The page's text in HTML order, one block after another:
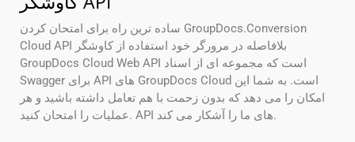
ساده ترین راه برای امتحان کردن GroupDocs.Conversion
Cloud API بلافاصله در مرورگر خود استفاده از کاوشگر
GroupDocs Cloud Web API است که مجموعه ای از اسناد
Swagger برای API های GroupDocs Cloud است. به شما این
امکان را می دهد که بدون زحمت با هم تعامل داشته باشید و هر
عملیات را امتحان کنید. API های ما را آشکار می کند.